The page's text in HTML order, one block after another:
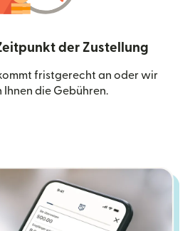
der Zustellung
fristgerecht an oder wir
die Gebühren.